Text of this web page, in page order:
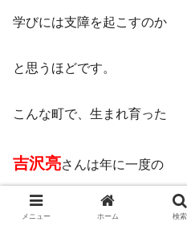
学びには支障を起こすのか
と思うほどです。
こんな町で、生まれ育った
吉沢亮さんは年に一度の
横田基地日米友好祭／フレ
メニュー ホーム 検索